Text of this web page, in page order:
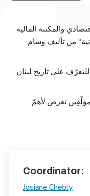
والمكتبة المالية
من تأليف وسام
على تاريخ لبنان
تعرض لأهمّ
Coordinator:
Josiane Chebly